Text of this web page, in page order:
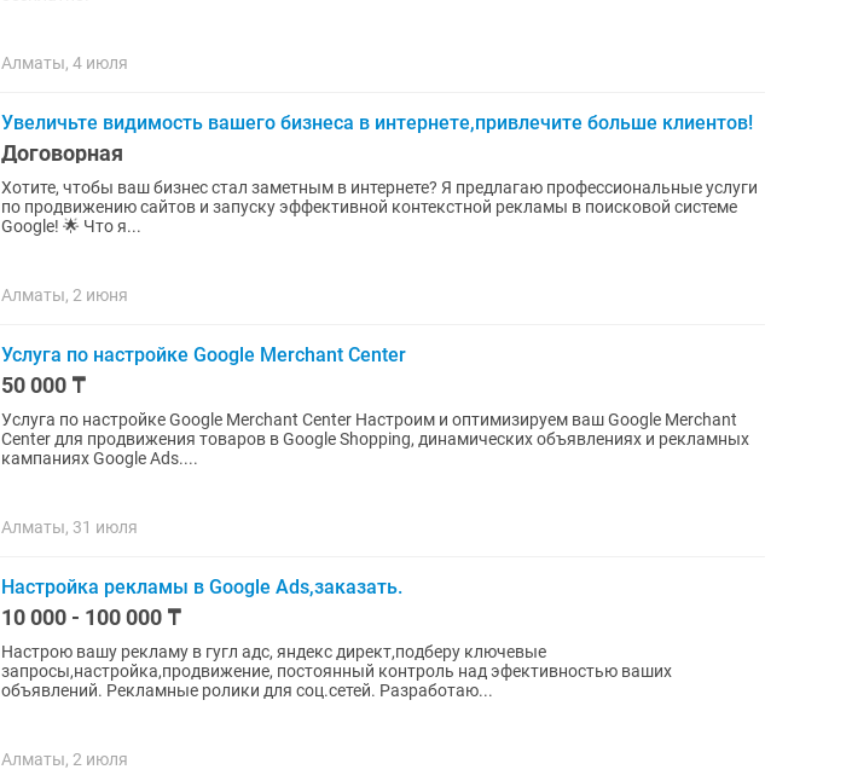
Алматы, 4 июля
Увеличьте видимость вашего бизнеса в интернете,привлечите больше клиентов!
Договорная
Хотите, чтобы ваш бизнес стал заметным в интернете? Я предлагаю профессиональные услуги
по продвижению сайтов и запуску эффективной контекстной рекламы в поисковой системе
Google! 🌟 Что я...
Алматы, 2 июня
Услуга по настройке Google Merchant Center
50 000 ₸
Услуга по настройке Google Merchant Center Настроим и оптимизируем ваш Google Merchant
Center для продвижения товаров в Google Shopping, динамических объявлениях и рекламных
кампаниях Google Ads....
Алматы, 31 июля
Настройка рекламы в Google Ads,заказать.
10 000 - 100 000 ₸
Настрою вашу рекламу в гугл адс, яндекс директ,подберу ключевые
запросы,настройка,продвижение, постоянный контроль над эфективностью ваших
объявлений. Рекламные ролики для соц.сетей. Разработаю...
Алматы, 2 июля